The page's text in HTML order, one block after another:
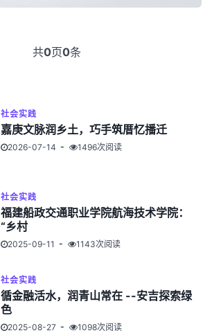
共0页0条
社会实践
嘉庚文脉润乡土，巧手筑厝忆播迁
2026-07-14 1496次阅读
社会实践
福建船政交通职业学院航海技术学院：
“乡村
2025-09-11 1143次阅读
社会实践
循金融活水，润青山常在 --安吉探索绿
色
2025-08-27 1098次阅读